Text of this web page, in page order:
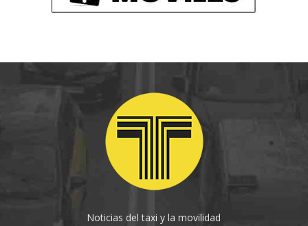
Noticias del taxi y la movilidad